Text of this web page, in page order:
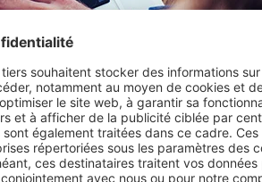
des améliorations les plus
que commerçant. Ainsi, vos clients
importe s’ils visitent votre site